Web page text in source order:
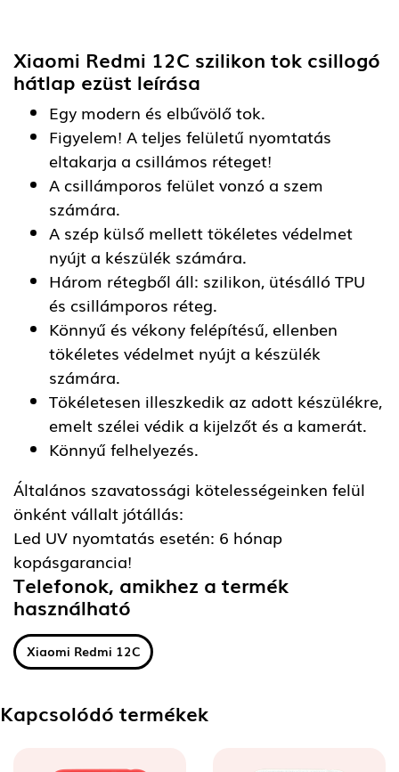
Xiaomi Redmi 12C szilikon tok csillogó
hátlap ezüst leírása
Egy modern és elbűvölő tok.
Figyelem! A teljes felületű nyomtatás
eltakarja a csillámos réteget!
A csillámporos felület vonzó a szem
számára.
A szép külső mellett tökéletes védelmet
nyújt a készülék számára.
Három rétegből áll: szilikon, ütésálló TPU
és csillámporos réteg.
Könnyű és vékony felépítésű, ellenben
tökéletes védelmet nyújt a készülék
számára.
Tökéletesen illeszkedik az adott készülékre,
emelt szélei védik a kijelzőt és a kamerát.
Könnyű felhelyezés.
Általános szavatossági kötelességeinken felül
önként vállalt jótállás:
Led UV nyomtatás esetén: 6 hónap
kopásgarancia!
Telefonok, amikhez a termék
használható
Xiaomi Redmi 12C
Kapcsolódó termékek